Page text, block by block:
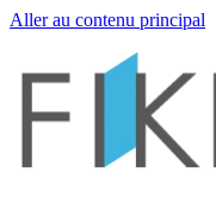
Aller au contenu principal